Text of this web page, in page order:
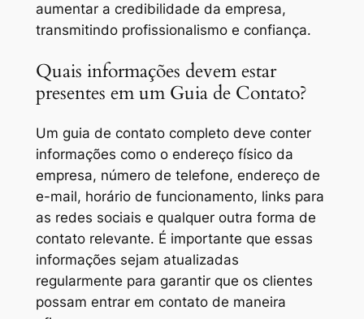
aumentar a credibilidade da empresa,
transmitindo profissionalismo e confiança.
Quais informações devem estar
presentes em um Guia de Contato?
Um guia de contato completo deve conter
informações como o endereço físico da
empresa, número de telefone, endereço de
e-mail, horário de funcionamento, links para
as redes sociais e qualquer outra forma de
contato relevante. É importante que essas
informações sejam atualizadas
regularmente para garantir que os clientes
possam entrar em contato de maneira